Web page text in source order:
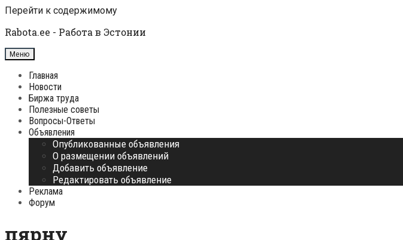
Перейти к содержимому
Rabota.ee - Работа в Эстонии
Меню
Главная
Новости
Биржа труда
Полезные советы
Вопросы-Ответы
Объявления
Опубликованные объявления
О размещении объявлений
Добавить объявление
Редактировать объявление
Реклама
Форум
пярну